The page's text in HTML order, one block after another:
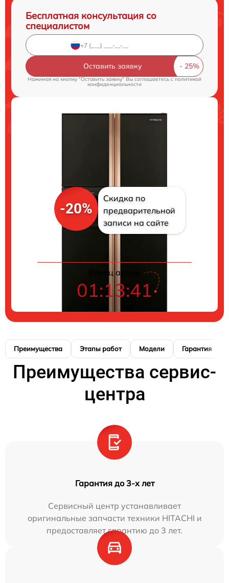
Бесплатная консультация со
специалистом
Оставить заявку
Нажимая на кнопку "Оставить заявку" Вы соглашаетесь cполитикой
конфиденциальности
-20%
Скидка по
предварительной
записи на сайте
Конец акции
01:13:41
Преимущества Этапы работ Модели Гарантия
Преимущества сервис-
центра
Гарантия до 3-х лет
Сервисный центр устанавливает
оригинальные запчасти техники HITACHI и
предоставляет гарантию до 3 лет.